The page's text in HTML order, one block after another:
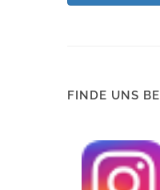
FINDE UNS